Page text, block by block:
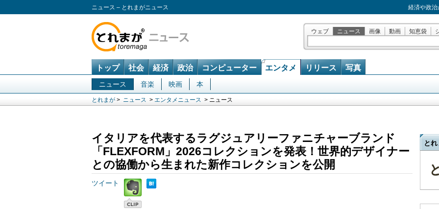
ニュース – とれまがニュース 経済や政
ウェブ ニュース 画像 動画 知恵袋
トップ 社会 経済 政治 コンピューター エンタメ リリース 写真
ニュース 音楽 映画 本
とれまが > ニュース > エンタメニュース > ニュース
イタリアを代表するラグジュアリーファニチャーブランド
「FLEXFORM」2026コレクションを発表！世界的デザイナー
との協働から生まれた新作コレクションを公開
ツイート
とれ